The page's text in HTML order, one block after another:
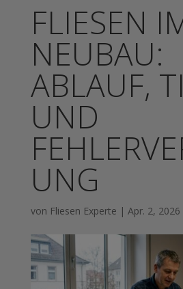
FLIESEN
NEUBAU:
ABLAUF,
UND
UNG
von Fliesen Experte | Apr. 2, 2026